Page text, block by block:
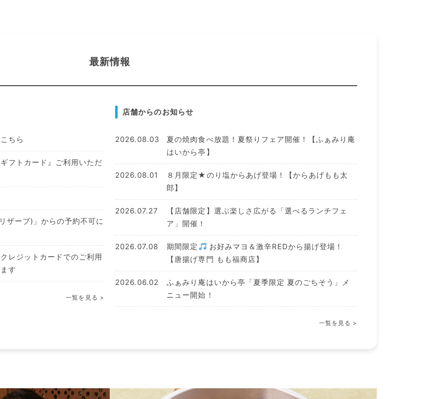
最新情報
ちら
フトカード』ご利用いただ
ーブ)」からの予約不可に
レジットカードでのご利用
す
一覧を見る >
店舗からのお知らせ
2026.08.03
夏の焼肉食べ放題！夏祭りフェア開催！【ふぁみり庵
はいから亭】
2026.08.01
８月限定★のり塩からあげ登場！【からあげもも太
郎】
2026.07.27
【店舗限定】選ぶ楽しさ広がる「選べるランチフェ
ア」開催！
2026.07.08 期間限定
お好みマヨ＆激辛REDから揚げ登場！
【唐揚げ専門 もも福商店】
2026.06.02
ふぁみり庵はいから亭「夏季限定 夏のごちそう」メ
ニュー開始！
一覧を見る >